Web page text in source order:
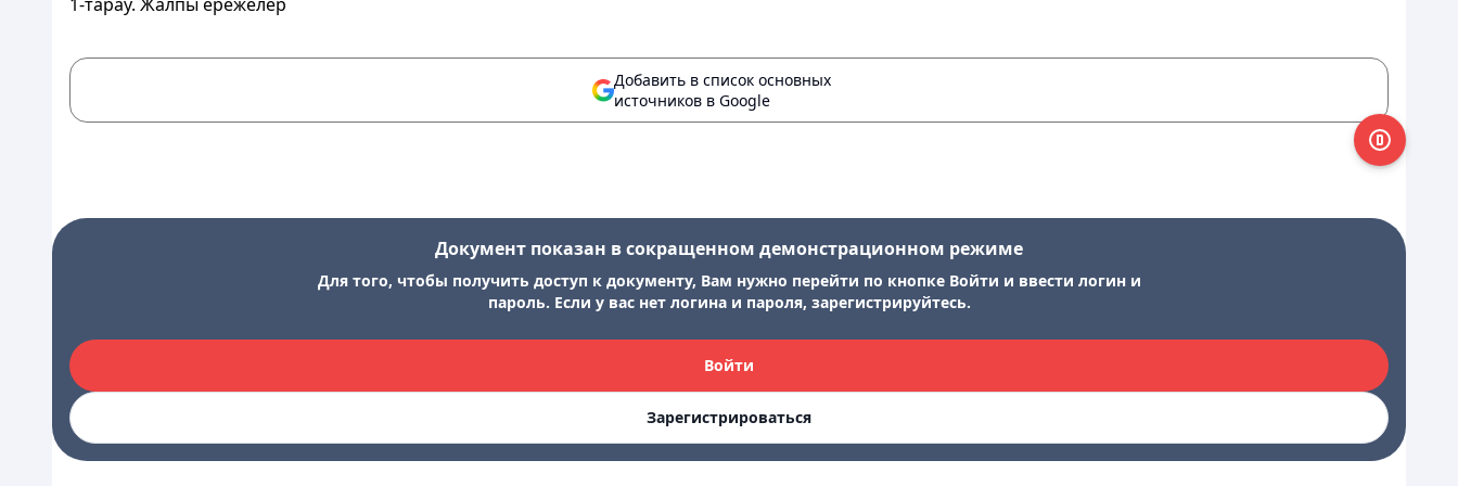
Добавить в список основных
источников в Google
Документ показан в сокращенном демонстрационном режиме
Для того, чтобы получить доступ к документу, Вам нужно перейти по кнопке Войти и ввести логин и
пароль. Если у вас нет логина и пароля, зарегистрируйтесь.
Войти
Зарегистрироваться